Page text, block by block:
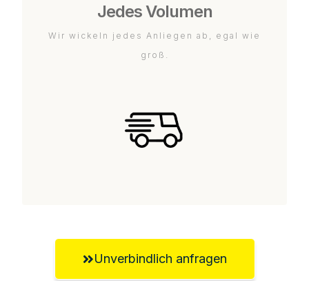
Jedes Volumen
Wir wickeln jedes Anliegen ab, egal wie
groß.
Unverbindlich anfragen